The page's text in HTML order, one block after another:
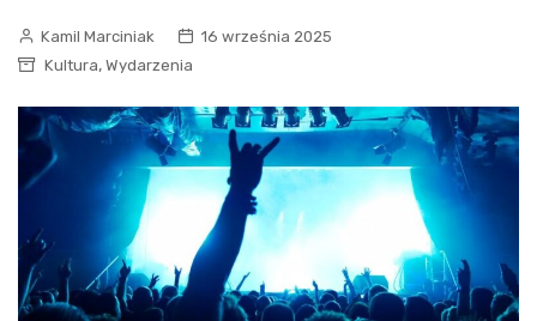
Kamil Marciniak
16 września 2025
Kultura, Wydarzenia